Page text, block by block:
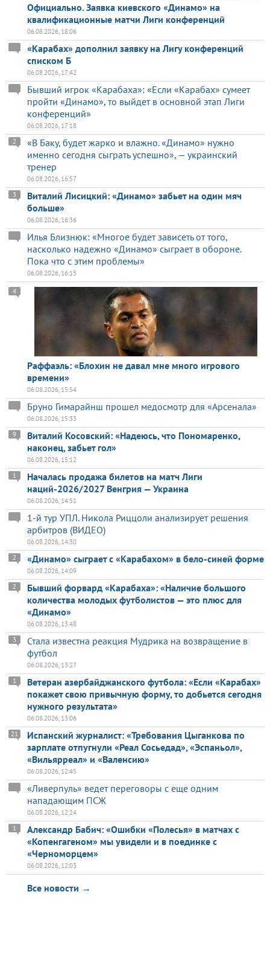
Официально. Заявка киевского «Динамо» на
квалификационные матчи Лиги конференций
06.08.2026, 18:06
«Карабах» дополнил заявку на Лигу конференций
списком Б
06.08.2026, 17:42
Бывший игрок «Карабаха»: «Если «Карабах» сумеет
пройти «Динамо», то выйдет в основной этап Лиги
конференций»
06.08.2026, 17:18
«В Баку, будет жарко и влажно. «Динамо» нужно
именно сегодня сыграть успешно», — украинский
тренер
2
06.08.2026, 16:57
Виталий Лисицкий: «Динамо» забьет на один мяч
больше»
3
06.08.2026, 16:36
Илья Близнюк: «Многое будет зависеть от того,
насколько надежно «Динамо» сыграет в обороне.
Пока что с этим проблемы»
06.08.2026, 16:15
Раффаэль: «Блохин не давал мне много игрового
времени»
4
06.08.2026, 15:54
Бруно Гимарайнш прошел медосмотр для «Арсенала»
06.08.2026, 15:33
Виталий Косовский: «Надеюсь, что Пономаренко,
наконец, забьет гол»
9
06.08.2026, 15:12
Началась продажа билетов на матч Лиги
наций-2026/2027 Венгрия — Украина
1
06.08.2026, 14:51
1-й тур УПЛ. Никола Риццоли анализирует решения
арбитров (ВИДЕО)
06.08.2026, 14:30
«Динамо» сыграет с «Карабахом» в бело-синей форме
2
06.08.2026, 14:09
Бывший форвард «Карабаха»: «Наличие большого
количества молодых футболистов — это плюс для
«Динамо»
2
06.08.2026, 13:48
Стала известна реакция Мудрика на возвращение в
футбол
3
06.08.2026, 13:27
Ветеран азербайджанского футбола: «Если «Карабах»
покажет свою привычную форму, то добьется сегодня
нужного результата»
1
06.08.2026, 13:06
Испанский журналист: «Требования Цыганкова по
зарплате отпугнули «Реал Сосьедад», «Эспаньол»,
«Вильярреал» и «Валенсию»
21
06.08.2026, 12:45
«Ливерпуль» ведет переговоры с еще одним
нападающим ПСЖ
06.08.2026, 12:24
Александр Бабич: «Ошибки «Полесья» в матчах с
«Копенгагеном» мы увидели и в поединке с
«Черноморцем»
1
06.08.2026, 12:03
Все новости →